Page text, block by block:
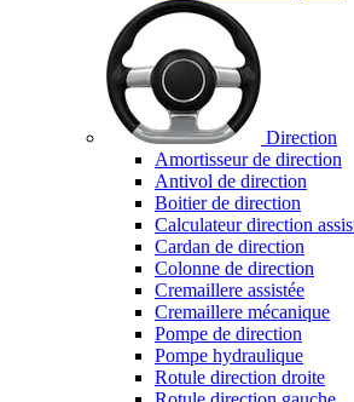
Direction
Amortisseur de direction
Antivol de direction
Boitier de direction
Calculateur direction
Cardan de direction
Colonne de direction
Cremaillere assistée
Cremaillere mécanique
Pompe de direction
Pompe hydraulique
Rotule direction droite